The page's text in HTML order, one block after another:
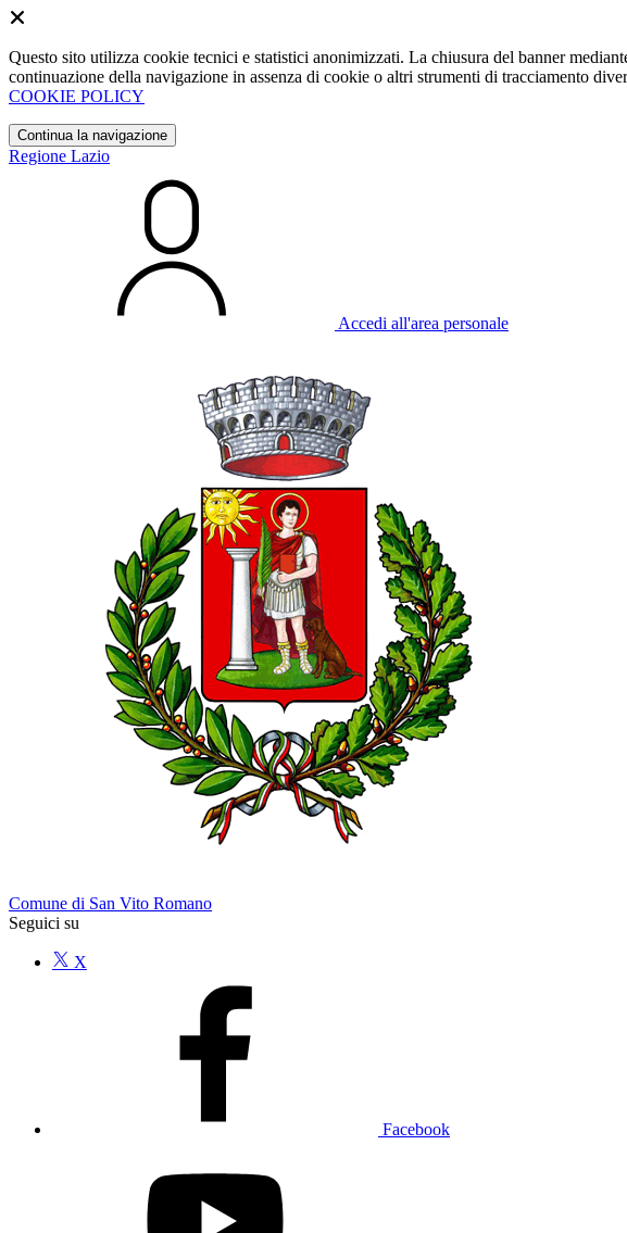
Questo sito utilizza cookie tecnici e statistici anonimizzati. La chiusura del banner
continuazione della navigazione in assenza di cookie o altri strumenti di tracciamento
COOKIE POLICY
Continua la navigazione
Regione Lazio
Accedi all'area personale
Comune di San Vito Romano
Seguici su
X
Facebook